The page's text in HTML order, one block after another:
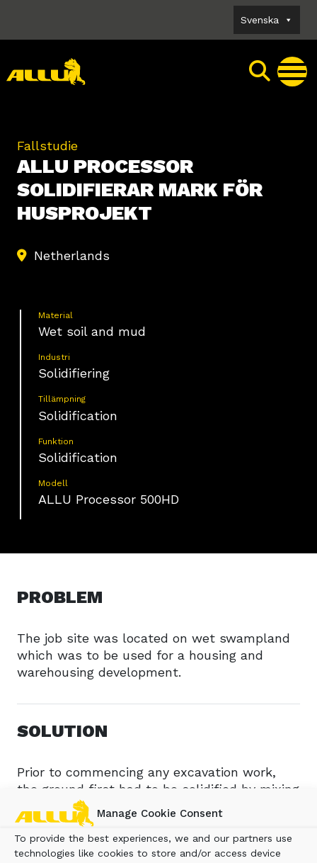
Manage Cookie Consent
To provide the best experiences, we and our partners use
technologies like cookies to store and/or access device
content
Svenska
Fallstudie
ALLU PROCESSOR
SOLIDIFIERAR MARK FÖR
HUSPROJEKT
Netherlands
Material
Wet soil and mud
Industri
Solidifiering
Tillämpning
Solidification
Funktion
Solidification
Modell
ALLU Processor 500HD
PROBLEM
The job site was located on wet swampland
which was to be used for a housing and
warehousing development.
SOLUTION
Prior to commencing any excavation work,
the ground first had to be solidified by mixing
and adding lime and fly ash with the ALLU
Processor 500HD Power Mixer.